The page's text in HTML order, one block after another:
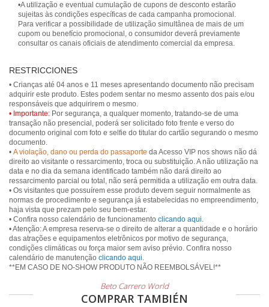
•A utilização e eventual cumulação de cupons de desconto estarão
sujeitas às condições específicas de cada campanha promocional.
Para verificar a possibilidade de utilização simultânea de mais de um
cupom ou benefício promocional, o consumidor deverá previamente
consultar os canais oficiais de atendimento comercial da empresa.
RESTRICCIONES
• Crianças até 04 anos e 11 meses apresentando documento não precisam
adquirir este produto. Estes podem sentar no mesmo assento dos pais e/ou
• Importante: Por segurança, a qualquer momento, tratando-se de uma
transação não presencial, poderá ser solicitado foto frente e verso do
documento original com foto e selfie do titular do cartão segurando o mesmo
documento.
• A violação, dano ou perda do passaporte da Acesso VIP nos shows não dá
direito ao visitante o ressarcimento, troca ou substituição. A não utilização na
data e no dia da semana identificado também não dará direito ao
ressarcimento parcial ou total, não será permitida a utilização em outra data.
• Os visitantes que possuírem esse produto devem seguir normalmente as
normas de procedimento e segurança já estabelecidas no empreendimento,
haja vista que prezam pelo seu bem-estar.
• Confira nosso calendário de funcionamento clicando aqui.
• Atenção: A empresa reserva-se o direito de alterar a quantidade e o horário
das atrações e equipamentos eletrônicos por motivo de segurança,
condições climáticas ou força maior sem aviso prévio. Confira nosso
calendário de manutenção clicando aqui.
Beto Carrero World
COMPRAR TAMBIÉN